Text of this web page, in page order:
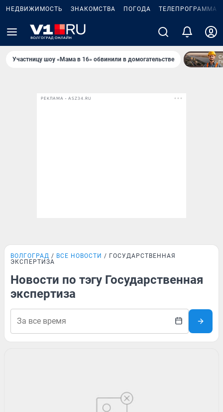
НЕДВИЖИМОСТЬ ЗНАКОМСТВА ПОГОДА ТЕЛЕПРОГРАММА
Участницу шоу «Мама в 16» обвинили в домогательстве
РЕКЛАМА • ASZ34.RU
ВОЛГОГРАД ВСЕ НОВОСТИ
ГОСУДАРСТВЕННАЯ
ЭКСПЕРТИЗА
Новости по тэгу Государственная
экспертиза